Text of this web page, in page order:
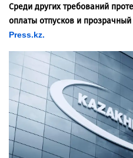
Среди других требований
оплаты отпусков и
Press.kz.